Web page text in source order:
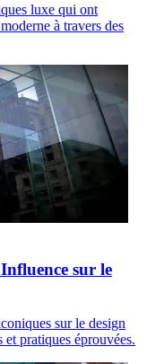
luxe qui ont
à travers des
sur le
sur le design
pratiques éprouvées.